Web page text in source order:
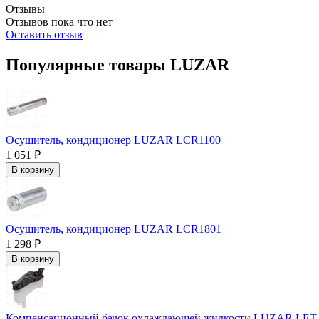
Отзывы
Отзывов пока что нет
Оставить отзыв
Популярные товары LUZAR
Осушитель, кондиционер LUZAR LCR1100
1 051 ₽
В корзину
Осушитель, кондиционер LUZAR LCR1801
1 298 ₽
В корзину